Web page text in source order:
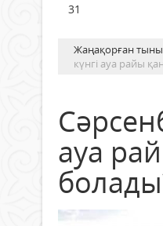
31
Жаңақорған
күнгі ауа райы
ауа